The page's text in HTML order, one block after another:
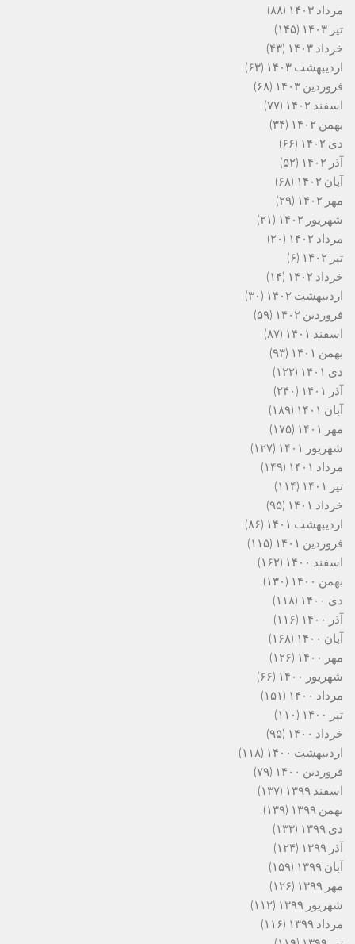
مرداد ۱۴۰۳
(۸۸)
تیر ۱۴۰۳
(۱۴۵)
خرداد ۱۴۰۳
(۴۳)
اردیبهشت ۱۴۰۳
(۶۳)
فروردین ۱۴۰۳
(۶۸)
اسفند ۱۴۰۲
(۷۷)
بهمن ۱۴۰۲
(۳۴)
دی ۱۴۰۲
(۶۶)
آذر ۱۴۰۲
(۵۲)
آبان ۱۴۰۲
(۶۸)
مهر ۱۴۰۲
(۲۹)
شهریور ۱۴۰۲
(۲۱)
مرداد ۱۴۰۲
(۲۰)
تیر ۱۴۰۲
(۶)
خرداد ۱۴۰۲
(۱۴)
اردیبهشت ۱۴۰۲
(۳۰)
فروردین ۱۴۰۲
(۵۹)
اسفند ۱۴۰۱
(۸۷)
بهمن ۱۴۰۱
(۹۳)
دی ۱۴۰۱
(۱۲۲)
آذر ۱۴۰۱
(۲۴۰)
آبان ۱۴۰۱
(۱۸۹)
مهر ۱۴۰۱
(۱۷۵)
شهریور ۱۴۰۱
(۱۲۷)
مرداد ۱۴۰۱
(۱۴۹)
تیر ۱۴۰۱
(۱۱۴)
خرداد ۱۴۰۱
(۹۵)
اردیبهشت ۱۴۰۱
(۸۶)
فروردین ۱۴۰۱
(۱۱۵)
اسفند ۱۴۰۰
(۱۶۲)
بهمن ۱۴۰۰
(۱۳۰)
دی ۱۴۰۰
(۱۱۸)
آذر ۱۴۰۰
(۱۱۶)
آبان ۱۴۰۰
(۱۶۸)
مهر ۱۴۰۰
(۱۲۶)
شهریور ۱۴۰۰
(۶۶)
مرداد ۱۴۰۰
(۱۵۱)
تیر ۱۴۰۰
(۱۱۰)
خرداد ۱۴۰۰
(۹۵)
اردیبهشت ۱۴۰۰
(۱۱۸)
فروردین ۱۴۰۰
(۷۹)
اسفند ۱۳۹۹
(۱۳۷)
بهمن ۱۳۹۹
(۱۳۹)
دی ۱۳۹۹
(۱۳۳)
آذر ۱۳۹۹
(۱۲۴)
آبان ۱۳۹۹
(۱۵۹)
مهر ۱۳۹۹
(۱۲۶)
شهریور ۱۳۹۹
(۱۱۲)
مرداد ۱۳۹۹
(۱۱۶)